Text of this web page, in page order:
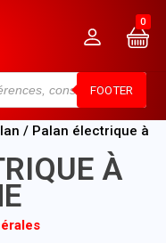
FOOTER
0
/ Palan électrique à
À